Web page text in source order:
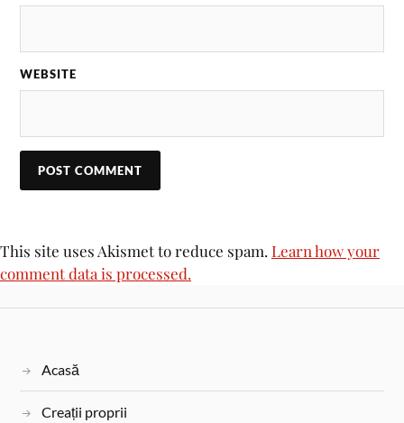
WEBSITE
This site uses Akismet to reduce spam. Learn how your
comment data is processed.
Acasă
Creații proprii